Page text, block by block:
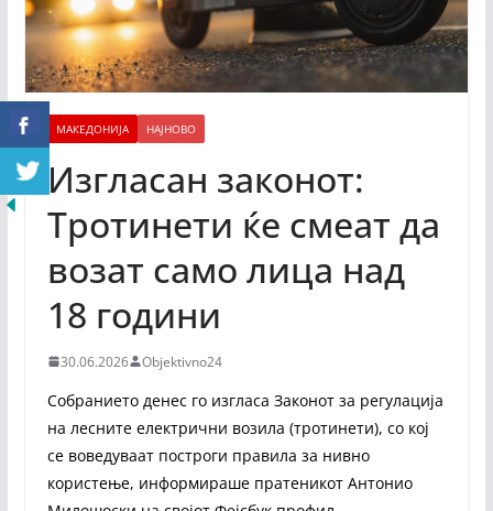
МАКЕДОНИЈА НАЈНОВО
Изгласан законот:
Тротинети ќе смеат да
возат само лица над
18 години
30.06.2026 Objektivno24
Собранието денес го изгласа Законот за регулација
на лесните електрични возила (тротинети), со кој
се воведуваат построги правила за нивно
користење, информираше пратеникот Антонио